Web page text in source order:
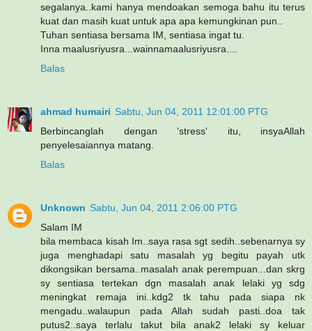
segalanya..kami hanya mendoakan semoga bahu itu terus
kuat dan masih kuat untuk apa apa kemungkinan pun..
Tuhan sentiasa bersama IM, sentiasa ingat tu.
Inna maalusriyusra...wainnamaalusriyusra....
Balas
ahmad humairi Sabtu, Jun 04, 2011 12:01:00 PTG
Berbincanglah dengan 'stress' itu, insyaAllah
penyelesaiannya matang.
Balas
Unknown Sabtu, Jun 04, 2011 2:06:00 PTG
Salam IM
bila membaca kisah Im..saya rasa sgt sedih..sebenarnya sy
juga menghadapi satu masalah yg begitu payah utk
dikongsikan bersama..masalah anak perempuan...dan skrg
sy sentiasa tertekan dgn masalah anak lelaki yg sdg
meningkat remaja ini..kdg2 tk tahu pada siapa nk
mengadu..walaupun pada Allah sudah pasti..doa tak
putus2..saya terlalu takut bila anak2 lelaki sy keluar